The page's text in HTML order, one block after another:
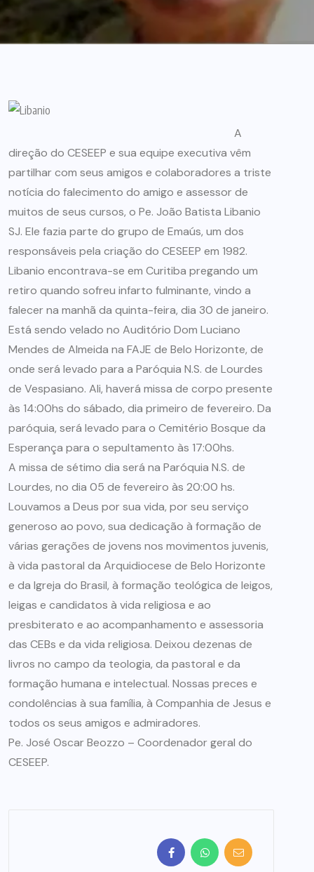
A
direção do CESEEP e sua equipe executiva vêm
partilhar com seus amigos e colaboradores a triste
notícia do falecimento do amigo e assessor de
muitos de seus cursos, o Pe. João Batista Libanio
SJ. Ele fazia parte do grupo de Emaús, um dos
responsáveis pela criação do CESEEP em 1982.
Libanio encontrava-se em Curitiba pregando um
retiro quando sofreu infarto fulminante, vindo a
falecer na manhã da quinta-feira, dia 30 de janeiro.
Está sendo velado no Auditório Dom Luciano
Mendes de Almeida na FAJE de Belo Horizonte, de
onde será levado para a Paróquia N.S. de Lourdes
de Vespasiano. Ali, haverá missa de corpo presente
às 14:00hs do sábado, dia primeiro de fevereiro. Da
paróquia, será levado para o Cemitério Bosque da
Esperança para o sepultamento às 17:00hs.
A missa de sétimo dia será na Paróquia N.S. de
Lourdes, no dia 05 de fevereiro às 20:00 hs.
Louvamos a Deus por sua vida, por seu serviço
generoso ao povo, sua dedicação à formação de
várias gerações de jovens nos movimentos juvenis,
à vida pastoral da Arquidiocese de Belo Horizonte
e da Igreja do Brasil, à formação teológica de leigos,
leigas e candidatos à vida religiosa e ao
presbiterato e ao acompanhamento e assessoria
das CEBs e da vida religiosa. Deixou dezenas de
livros no campo da teologia, da pastoral e da
formação humana e intelectual. Nossas preces e
condolências à sua família, à Companhia de Jesus e
todos os seus amigos e admiradores.
Pe. José Oscar Beozzo – Coordenador geral do
CESEEP.